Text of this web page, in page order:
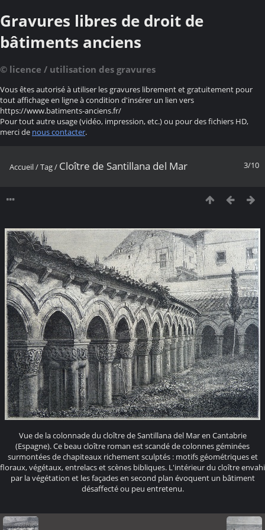
Gravures libres de droit de
bâtiments anciens
© licence / utilisation des gravures
Vous êtes autorisé à utiliser les gravures librement et gratuitement pour
tout affichage en ligne à condition d'insérer un lien vers
https://www.batiments-anciens.fr/
Pour tout autre usage (vidéo, impression, etc.) ou pour des fichiers HD,
merci de nous contacter.
3/10
Accueil/Tag/ Cloître de Santillana del Mar
Vue de la colonnade du cloître de Santillana del Mar en Cantabrie
(Espagne). Ce beau cloître roman est scandé de colonnes géminées
surmontées de chapiteaux richement sculptés : motifs géométriques et
floraux, végétaux, entrelacs et scènes bibliques. L'intérieur du cloître envahi
par la végétation et les façades en second plan évoquent un bâtiment
désaffecté ou peu entretenu.